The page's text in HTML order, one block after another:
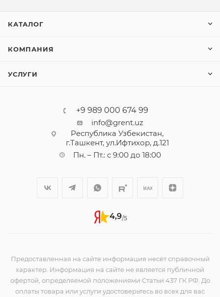
КАТАЛОГ
КОМПАНИЯ
УСЛУГИ
+9 989 000 674 99
info@grent.uz
Республика Узбекистан,
г.Ташкент, ул.Ифтихор, д.121
Пн. – Пт.: с 9:00 до 18:00
4,9/5
Предоставленная на сайте информация несёт справочный
характер. Информация на сайте не является публичной
офертой, определяемой положениями Статьи 437 ГК РФ. До
оплаты товара или услуги удостоверьтесь во всех для вас